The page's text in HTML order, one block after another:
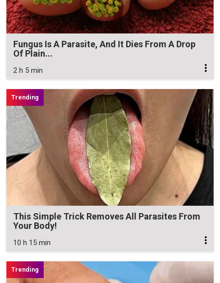
Fungus Is A Parasite, And It Dies From A Drop
Of Plain...
2 h 5 min
This Simple Trick Removes All Parasites From
Your Body!
10 h 15 min